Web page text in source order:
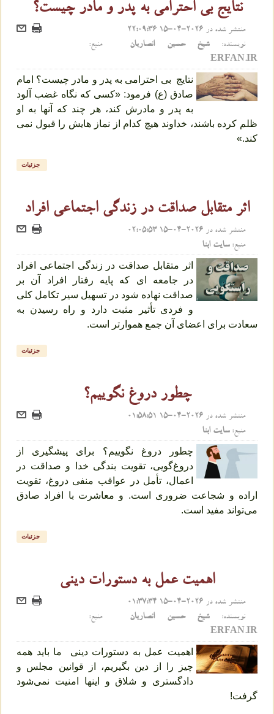
نتایج بی احترامی به پدر و مادر چیست؟
منتشر شده در 2026-04-15 22:09:36
نویسنده:شیخ حسین انصاریان
منبع:
ERFAN.IR
نتایج بی احترامی به پدر و مادر چیست؟ امام
صادق (ع) فرمود: «کسی که نگاه غضب آلود
به پدر و مادرش کند، هر چند که آنها به او
ظلم کرده باشند، خداوند هیچ کدام از نماز هایش را قبول نمی
کند.»
جزئیات
اثر متقابل صداقت در زندگی اجتماعی افراد
منتشر شده در 2026-04-15 02:05:53
منبع:سایت ابنا
اثر متقابل صداقت در زندگی اجتماعی افراد
در جامعه ای که پایه رفتار افراد آن بر
صداقت نهاده شود در تسهیل سیر تکامل کلی
و فردی تأثیر مثبت دارد و راه رسیدن به
سعادت برای اعضای آن جمع هموارتر است.
جزئیات
چطور دروغ نگوییم؟
منتشر شده در 2026-04-15 01:58:51
منبع:سایت ابنا
چطور دروغ نگوییم؟ برای پیشگیری از
دروغ‌گویی، تقویت بندگی خدا و صداقت در
اعمال، تأمل در عواقب منفی دروغ، تقویت
اراده و شجاعت ضروری است. و معاشرت با افراد صادق
می‌تواند مفید است.
جزئیات
اهمیت عمل به دستورات دینی
منتشر شده در 2026-04-15 01:37:34
نویسنده:شیخ حسین انصاریان
منبع:
ERFAN.IR
اهمیت عمل به دستورات دینی ما باید همه
چیز را از دین بگیریم، از قوانین مجلس و
دادگستری و شلاق و اینها امنیت نمی‌شود
گرفت!